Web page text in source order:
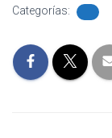
Categorías: